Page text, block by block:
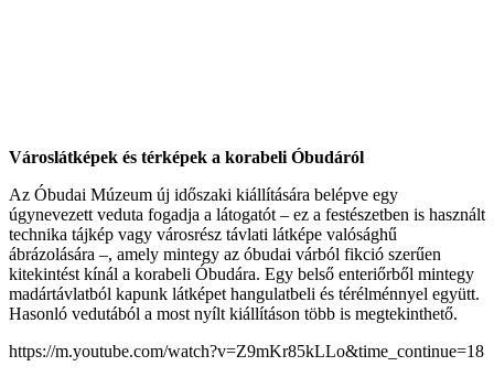
Városlátképek és térképek a korabeli Óbudáról
Az Óbudai Múzeum új időszaki kiállítására belépve egy
úgynevezett veduta fogadja a látogatót – ez a festészetben is használt
technika tájkép vagy városrész távlati látképe valósághű
ábrázolására –, amely mintegy az óbudai várból fikció szerűen
kitekintést kínál a korabeli Óbudára. Egy belső enteriőrből mintegy
madártávlatból kapunk látképet hangulatbeli és térélménnyel együtt.
Hasonló vedutából a most nyílt kiállításon több is megtekinthető.
https://m.youtube.com/watch?v=Z9mKr85kLLo&time_continue=18